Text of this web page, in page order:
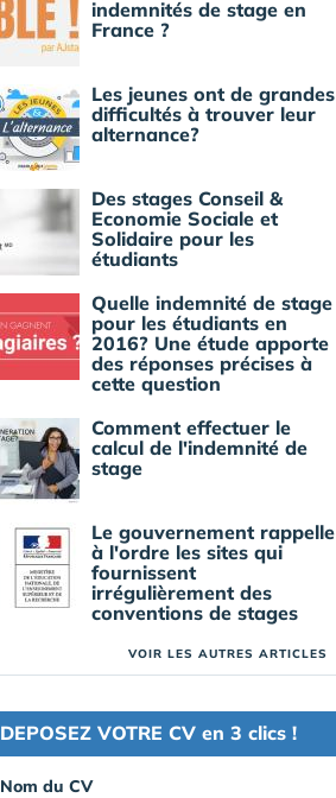
indemnités de stage en
France ?
Les jeunes ont de grandes
difficultés à trouver leur
alternance?
Des stages Conseil &
Economie Sociale et
Solidaire pour les
étudiants
Quelle indemnité de stage
pour les étudiants en
2016? Une étude apporte
des réponses précises à
cette question
Comment effectuer le
calcul de l'indemnité de
stage
Le gouvernement rappelle
à l'ordre les sites qui
fournissent
irrégulièrement des
conventions de stages
VOIR LES AUTRES ARTICLES
DEPOSEZ VOTRE CV en 3 clics !
Nom du CV